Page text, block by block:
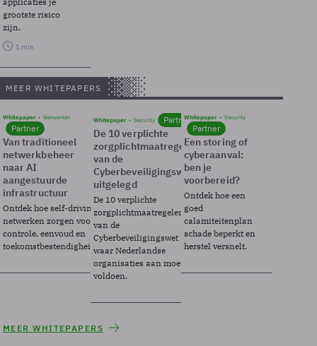
grootste risico
zijn.
1 min
MEER WHITEPAPERS
Whitepaper Netwerken
Partner
Van traditioneel
netwerkbeheer
naar AI
aangestuurde
infrastructuur
Ontdek hoe self-driving
netwerken zorgen voor
controle, eenvoud en
toekomstbestendigheid.
Whitepaper Security Partner
De 10 verplichte
zorgplichtmaatregelen
van de
Cyberbeveiligingswet
uitgelegd
De 10 verplichte
zorgplichtmaatregelen
van de
Cyberbeveiligingswet
waar Nederlandse
organisaties aan moeten
voldoen.
Whitepaper Security
Partner
Een storing of
cyberaanval:
ben je
voorbereid?
Ontdek hoe een
goed
calamiteitenplan
schade beperkt en
herstel versnelt.
MEER WHITEPAPERS